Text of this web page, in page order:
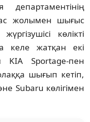
жолымен шығыс
көлікті
келе жатқан екі
Sportage-пен
шығып кетіп,
Subaru көлігімен